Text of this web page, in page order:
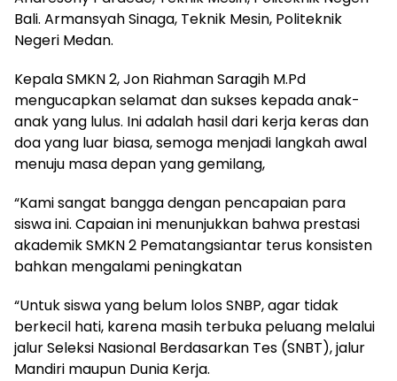
Bali. Armansyah Sinaga, Teknik Mesin, Politeknik
Negeri Medan.
Kepala SMKN 2, Jon Riahman Saragih M.Pd
mengucapkan selamat dan sukses kepada anak-
anak yang lulus. Ini adalah hasil dari kerja keras dan
doa yang luar biasa, semoga menjadi langkah awal
menuju masa depan yang gemilang,
“Kami sangat bangga dengan pencapaian para
siswa ini. Capaian ini menunjukkan bahwa prestasi
akademik SMKN 2 Pematangsiantar terus konsisten
bahkan mengalami peningkatan
“Untuk siswa yang belum lolos SNBP, agar tidak
berkecil hati, karena masih terbuka peluang melalui
jalur Seleksi Nasional Berdasarkan Tes (SNBT), jalur
Mandiri maupun Dunia Kerja.